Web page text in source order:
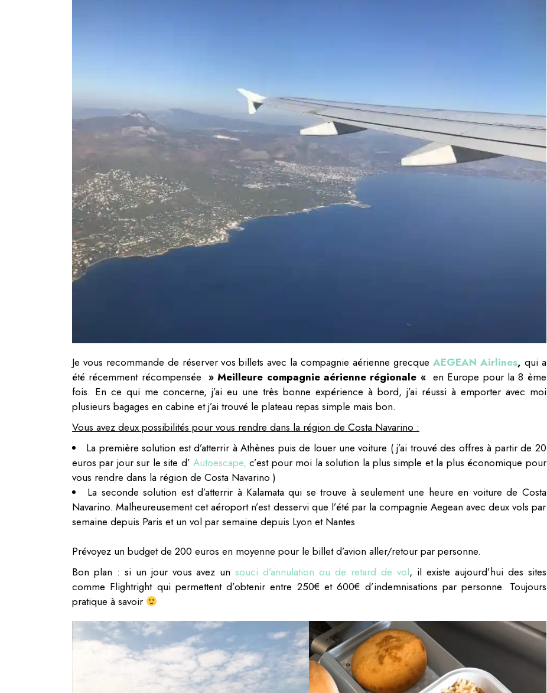
Je vous recommande de réserver vos billets avec la compagnie aérienne grecque AEGEAN Airlines, qui a
été récemment récompensée » Meilleure compagnie aérienne régionale « en Europe pour la 8 ème
fois. En ce qui me concerne, j’ai eu une très bonne expérience à bord, j’ai réussi à emporter avec moi
plusieurs bagages en cabine et j’ai trouvé le plateau repas simple mais bon.
Vous avez deux possibilités pour vous rendre dans la région de Costa Navarino :
La première solution est d’atterrir à Athènes puis de louer une voiture ( j’ai trouvé des offres à partir de 20
euros par jour sur le site d’ Autoescape, c’est pour moi la solution la plus simple et la plus économique pour
vous rendre dans la région de Costa Navarino )
La seconde solution est d’atterrir à Kalamata qui se trouve à seulement une heure en voiture de Costa
Navarino. Malheureusement cet aéroport n’est desservi que l’été par la compagnie Aegean avec deux vols par
semaine depuis Paris et un vol par semaine depuis Lyon et Nantes
Prévoyez un budget de 200 euros en moyenne pour le billet d’avion aller/retour par personne.
Bon plan : si un jour vous avez unsouci d’annulation ou de retard de vol, il existe aujourd’hui des sites
comme Flightright qui permettent d’obtenir entre 250€ et 600€ d’indemnisations par personne. Toujours
pratique à savoir